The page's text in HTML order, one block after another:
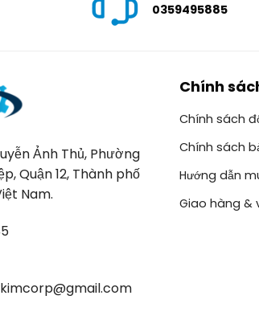
0359495885
Ảnh Thủ, Phường
Quận 12, Thành phố
Nam.
Chính
Chính sách
Chính sách
Hướng dẫn
Giao hàng &